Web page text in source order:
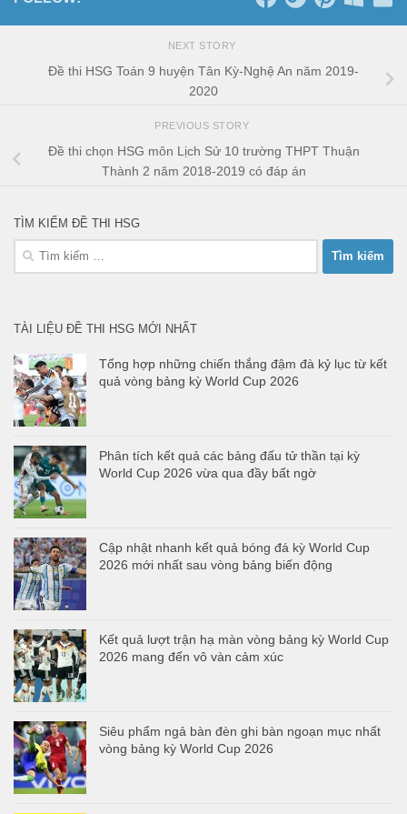
NEXT STORY
Đề thi HSG Toán 9 huyện Tân Kỳ-Nghệ An năm 2019-
2020
PREVIOUS STORY
Đề thi chọn HSG môn Lịch Sử 10 trường THPT Thuận
Thành 2 năm 2018-2019 có đáp án
TÌM KIẾM ĐỀ THI HSG
Tìm
TÀI LIỆU ĐỀ THI HSG MỚI NHẤT
Tổng hợp những chiến thắng đậm đà kỷ lục từ kết
quả vòng bảng kỳ World Cup 2026
Phân tích kết quả các bảng đấu tử thần tại kỳ
World Cup 2026 vừa qua đầy bất ngờ
Cập nhật nhanh kết quả bóng đá kỳ World Cup
2026 mới nhất sau vòng bảng biến động
Kết quả lượt trận hạ màn vòng bảng kỳ World Cup
2026 mang đến vô vàn cảm xúc
Siêu phẩm ngả bàn đèn ghi bàn ngoạn mục nhất
vòng bảng kỳ World Cup 2026